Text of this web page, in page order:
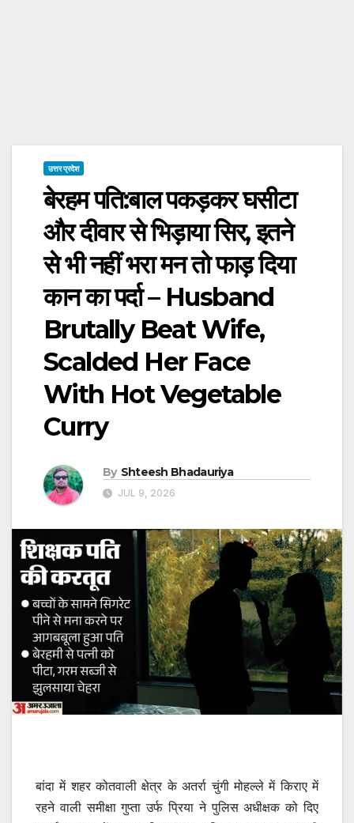
उत्तर प्रदेश
बेरहम पति:बाल पकड़कर घसीटा
और दीवार से भिड़ाया सिर, इतने
से भी नहीं भरा मन तो फाड़ दिया
कान का पर्दा – Husband
Brutally Beat Wife,
Scalded Her Face
With Hot Vegetable
Curry
By Shteesh Bhadauriya
JUL 9, 2026
बांदा में शहर कोतवाली क्षेत्र के अतर्रा चुंगी मोहल्ले में किराए में
रहने वाली समीक्षा गुप्ता उर्फ प्रिया ने पुलिस अधीक्षक को दिए